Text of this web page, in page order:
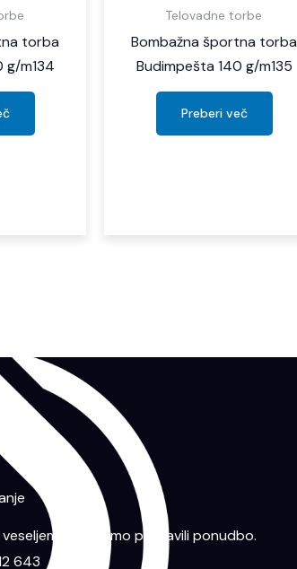
torba
g/m134
Telovadne torbe
Bombažna športna torba
Budimpešta 140 g/m135
Preberi več
vam bomo pripravili ponudbo.
643